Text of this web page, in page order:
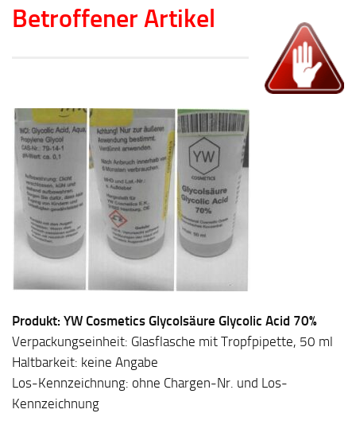
Betroffener Artikel
Produkt: YW Cosmetics Glycolsäure Glycolic Acid 70%
Verpackungseinheit: Glasflasche mit Tropfpipette, 50 ml
Haltbarkeit: keine Angabe
Los-Kennzeichnung: ohne Chargen-Nr. und Los-
Kennzeichnung